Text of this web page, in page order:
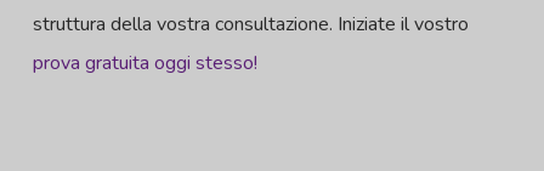
struttura della vostra consultazione. Iniziate il vostro
prova gratuita oggi stesso!